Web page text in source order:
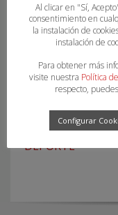
LAS
SYMPOSIUM
DEPORTE
Al clicar en "Sí,
consentimiento en
la instalación de
instalación de
Para obtener más
visite nuestra Política
respecto,
Configurar